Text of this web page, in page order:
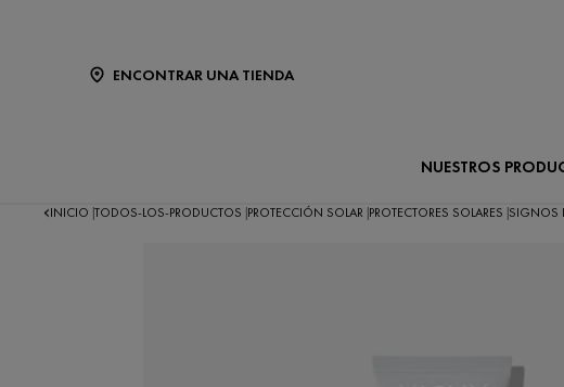
ENCONTRAR UNA TIENDA
NUESTROS
INICIO TODOS-LOS-PRODUCTOS PROTECCIÓN SOLAR PROTECTORES SOLARES SIGNOS